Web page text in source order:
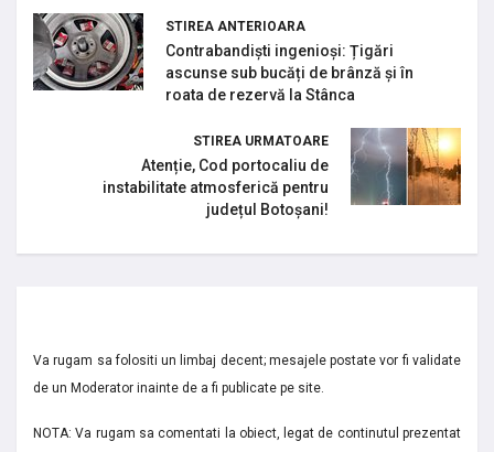
STIREA ANTERIOARA
Contrabandiști ingenioși: Țigări
ascunse sub bucăți de brânză și în
roata de rezervă la Stânca
STIREA URMATOARE
Atenție, Cod portocaliu de
instabilitate atmosferică pentru
județul Botoșani!
Va rugam sa folositi un limbaj decent; mesajele postate vor fi validate
de un Moderator inainte de a fi publicate pe site.
NOTA: Va rugam sa comentati la obiect, legat de continutul prezentat